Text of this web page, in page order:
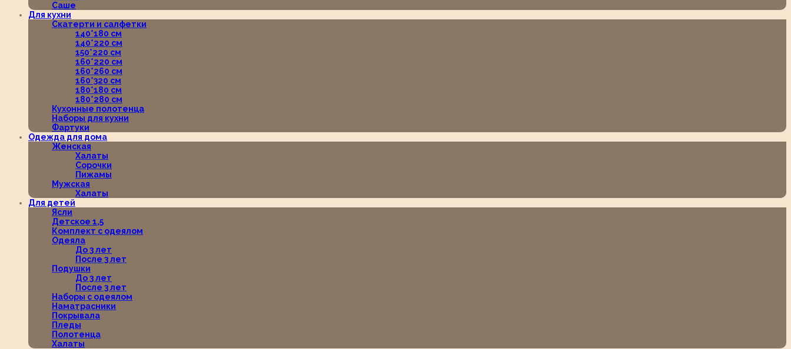
Саше
Для кухни
Скатерти и салфетки
140*180 см
140*220 см
150*220 см
160*220 см
160*260 см
160*320 см
180*180 см
180*280 см
Кухонные полотенца
Наборы для кухни
Фартуки
Одежда для дома
Женская
Халаты
Сорочки
Пижамы
Мужская
Халаты
Для детей
Ясли
Детское 1,5
Комплект с одеялом
Одеяла
До 3 лет
После 3 лет
Подушки
До 3 лет
После 3 лет
Наборы с одеялом
Наматрасники
Покрывала
Пледы
Полотенца
Халаты